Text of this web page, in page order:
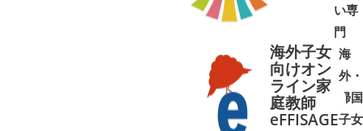
い専
門
海外子女
向けオン
ライン家
庭教師
eFFISAGE
海
外・
帰国
子女
➜➜